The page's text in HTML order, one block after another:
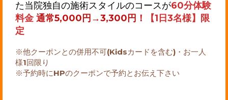
た当院独自の施術スタイルのコースが60分体験
料金 通常5,000円→3,300円！
【1日3名様】限
定
※他クーポンとの併用不可(Kidsカードを含む)・お一人
様1回限り
※予約時にHPのクーポンで予約とお伝え下さい